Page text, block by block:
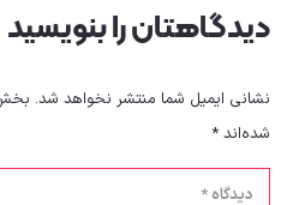
دیدگاهتان را بنویسید
نشانی ایمیل شما منتشر نخواهد شد.
شده‌اند*